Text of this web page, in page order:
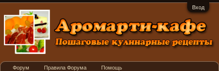
Вход
Форум Правила Форума Помощь